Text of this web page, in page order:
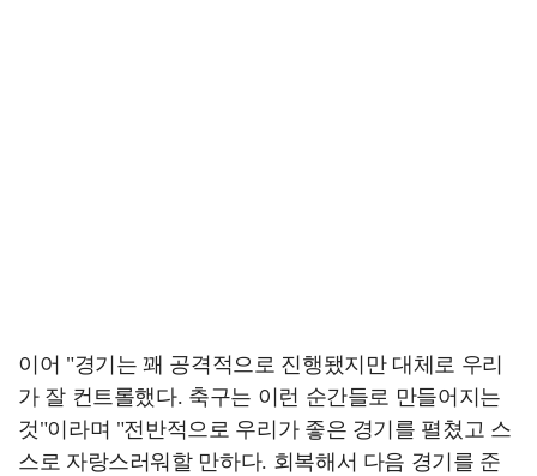
이어 "경기는 꽤 공격적으로 진행됐지만 대체로 우리
가 잘 컨트롤했다. 축구는 이런 순간들로 만들어지는
것"이라며 "전반적으로 우리가 좋은 경기를 펼쳤고 스
스로 자랑스러워할 만하다. 회복해서 다음 경기를 준